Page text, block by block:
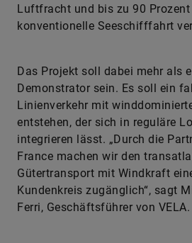
Luftfracht und bis zu 90
konventionelle Seeschifffahrt
Das Projekt soll dabei mehr als
Demonstrator sein. Es soll ein
Linienverkehr mit
entstehen, der sich in reguläre
integrieren lässt. „Durch die
France machen wir den
Gütertransport mit Windkraft
Kundenkreis zugänglich“, sagt
Ferri, Geschäftsführer von VELA.